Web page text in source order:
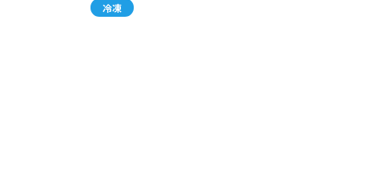
冷凍